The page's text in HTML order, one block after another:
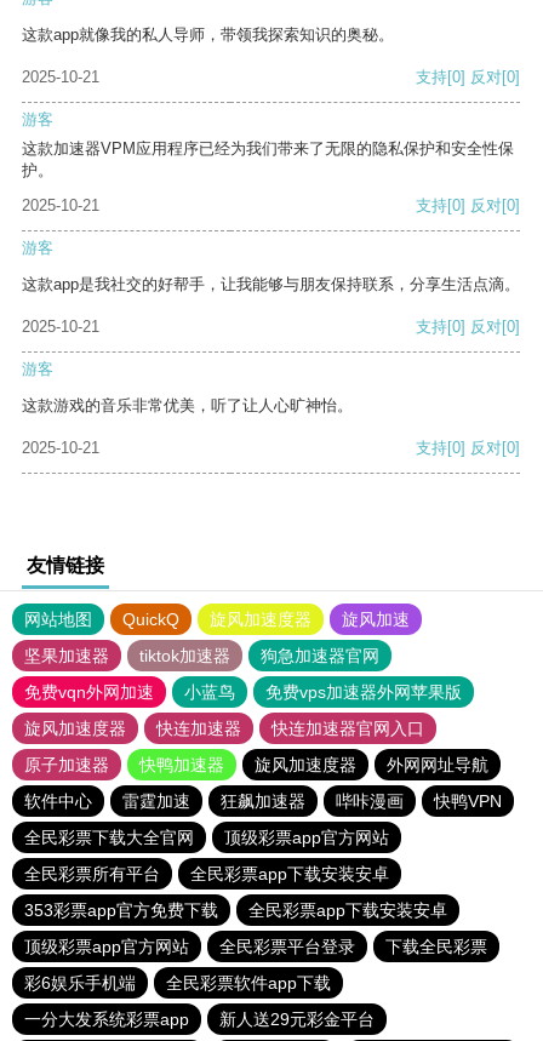
这款app就像我的私人导师，带领我探索知识的奥秘。
2025-10-21 支持[0] 反对[0]
游客
这款加速器VPM应用程序已经为我们带来了无限的隐私保护和安全性保
护。
2025-10-21
支持[0] 反对[0]
游客
这款app是我社交的好帮手，让我能够与朋友保持联系，分享生活点滴。
2025-10-21 支持[0] 反对[0]
游客
这款游戏的音乐非常优美，听了让人心旷神怡。
2025-10-21 支持[0] 反对[0]
友情链接
网站地图 QuickQ 旋风加速度器
旋风加速
坚果加速器
tiktok加速器
狗急加速器官网
免费vqn外网加速
小蓝鸟
免费vps加速器外网苹果版
旋风加速度器
快连加速器
快连加速器官网入口
原子加速器
快鸭加速器 旋风加速度器
外网网址导航
软件中心
雷霆加速 狂飙加速器 哔咔漫画
快鸭VPN
全民彩票下载大全官网
顶级彩票app官方网站
全民彩票所有平台
全民彩票app下载安装安卓
353彩票app官方免费下载
全民彩票app下载安装安卓
顶级彩票app官方网站
全民彩票平台登录
下载全民彩票
彩6娱乐手机端
全民彩票软件app下载
一分大发系统彩票app
新人送29元彩金平台